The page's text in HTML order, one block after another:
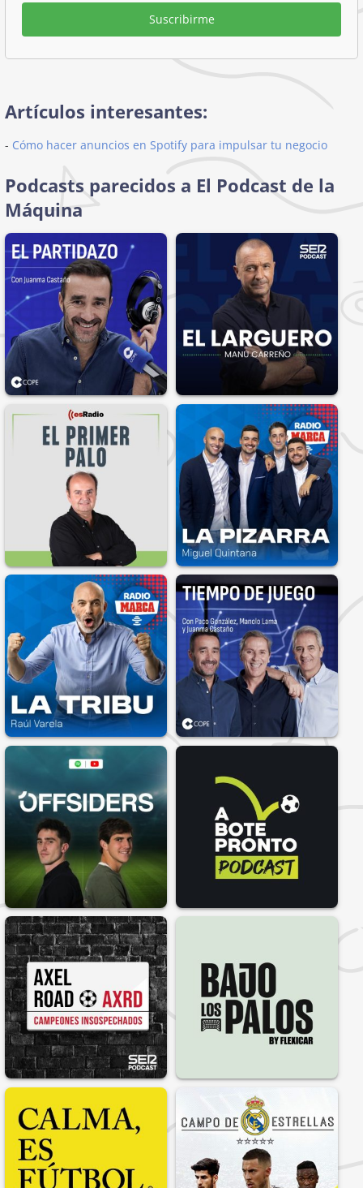
Suscribirme
Artículos interesantes:
- Cómo hacer anuncios en Spotify para impulsar tu negocio
Podcasts parecidos a El Podcast de la
Máquina